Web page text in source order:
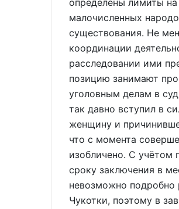
определены лимиты
малочисленных
существования. Не
координации
расследовании ими
позицию занимают
уголовным делам в
так давно вступил в
женщину и
что с момента
изобличено. С учётом
сроку заключения в
невозможно подробно
Чукотки, поэтому в